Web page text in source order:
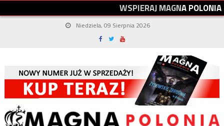
WSPIERAJMAGNAPOLONIA
Niedziela, 09 Sierpnia 2026